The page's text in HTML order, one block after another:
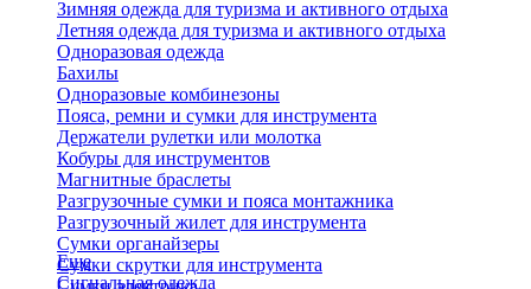
Зимняя одежда для туризма и активного отдыха
Летняя одежда для туризма и активного отдыха
Одноразовая одежда
Бахилы
Одноразовые комбинезоны
Пояса, ремни и сумки для инструмента
Держатели рулетки или молотка
Кобуры для инструментов
Магнитные браслеты
Разгрузочные сумки и пояса монтажника
Разгрузочный жилет для инструмента
Сумки органайзеры
Сумки скрутки для инструмента
Еще
Сигнальная одежда